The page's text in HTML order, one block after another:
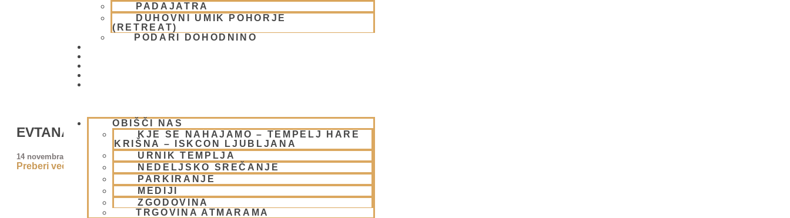
PADAJATRA
DUHOVNI UMIK POHORJE
(RETREAT)
PODARI DOHODNINO
OBIŠČI NAS
KJE SE NAHAJAMO – TEMPELJ HARE
KRIŠNA – ISKCON LJUBLJANA
URNIK TEMPLJA
NEDELJSKO SREČANJE
PARKIRANJE
MEDIJI
ZGODOVINA
TRGOVINA ATMARAMA
EVTANAZIJA, DA ALI NE?
14 novembra, 2025
Preberi več »